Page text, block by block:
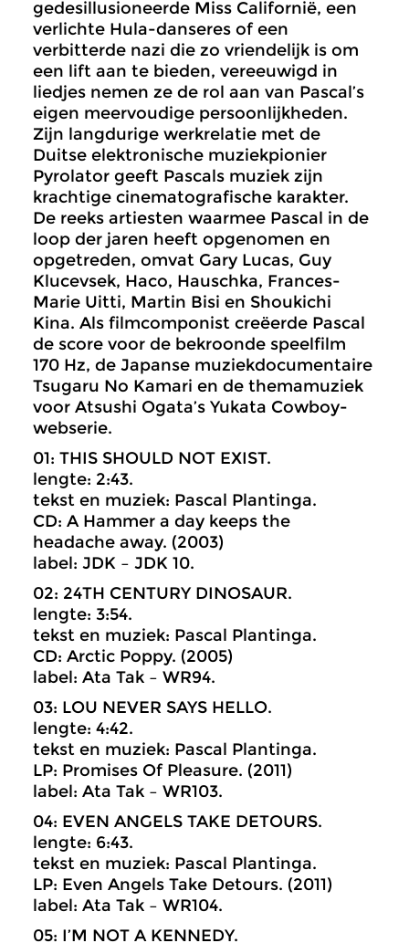
gedesillusioneerde Miss Californië, een
verlichte Hula-danseres of een
verbitterde nazi die zo vriendelijk is om
een lift aan te bieden, vereeuwigd in
liedjes nemen ze de rol aan van Pascal’s
eigen meervoudige persoonlijkheden.
Zijn langdurige werkrelatie met de
Duitse elektronische muziekpionier
Pyrolator geeft Pascals muziek zijn
krachtige cinematografische karakter.
De reeks artiesten waarmee Pascal in de
loop der jaren heeft opgenomen en
opgetreden, omvat Gary Lucas, Guy
Klucevsek, Haco, Hauschka, Frances-
Marie Uitti, Martin Bisi en Shoukichi
Kina. Als filmcomponist creëerde Pascal
de score voor de bekroonde speelfilm
170 Hz, de Japanse muziekdocumentaire
Tsugaru No Kamari en de themamuziek
voor Atsushi Ogata’s Yukata Cowboy-
webserie.
01: THIS SHOULD NOT EXIST.
lengte: 2:43.
tekst en muziek: Pascal Plantinga.
CD: A Hammer a day keeps the
headache away. (2003)
label: JDK – JDK 10.
02: 24TH CENTURY DINOSAUR.
lengte: 3:54.
tekst en muziek: Pascal Plantinga.
CD: Arctic Poppy. (2005)
label: Ata Tak – WR94.
03: LOU NEVER SAYS HELLO.
lengte: 4:42.
tekst en muziek: Pascal Plantinga.
LP: Promises Of Pleasure. (2011)
label: Ata Tak – WR103.
04: EVEN ANGELS TAKE DETOURS.
lengte: 6:43.
tekst en muziek: Pascal Plantinga.
LP: Even Angels Take Detours. (2011)
label: Ata Tak – WR104.
05: I’M NOT A KENNEDY.